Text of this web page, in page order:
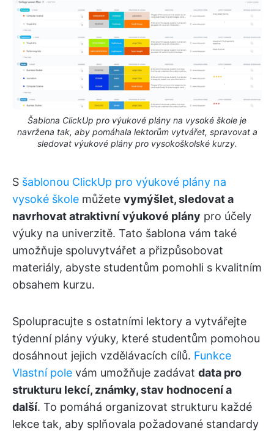
Šablona ClickUp pro výukové plány na vysoké škole je
navržena tak, aby pomáhala lektorům vytvářet, spravovat a
sledovat výukové plány pro vysokoškolské kurzy.
S šablonou ClickUp pro výukové plány na
vysoké škole můžete vymýšlet, sledovat a
navrhovat atraktivní výukové plány pro účely
výuky na univerzitě. Tato šablona vám také
umožňuje spoluvytvářet a přizpůsobovat
materiály, abyste studentům pomohli s kvalitním
obsahem kurzu.
Spolupracujte s ostatními lektory a vytvářejte
týdenní plány výuky, které studentům pomohou
dosáhnout jejich vzdělávacích cílů. Funkce
Vlastní pole vám umožňuje zadávat data pro
strukturu lekcí, známky, stav hodnocení a
další. To pomáhá organizovat strukturu každé
lekce tak, aby splňovala požadované standardy